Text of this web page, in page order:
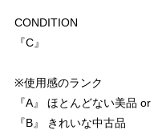
CONDITION
『C』
※使用感のランク
『A』 ほとんどない美品
『B』 きれいな中古品